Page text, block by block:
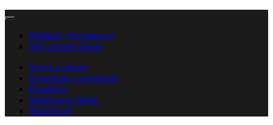
Prihlásiť / Registrovať
Môj zoznam želaní
Servis a opravy
Ozvučenie a osvetlenie
Prenájom
Nahrávacie štúdio
ŠkolaNové